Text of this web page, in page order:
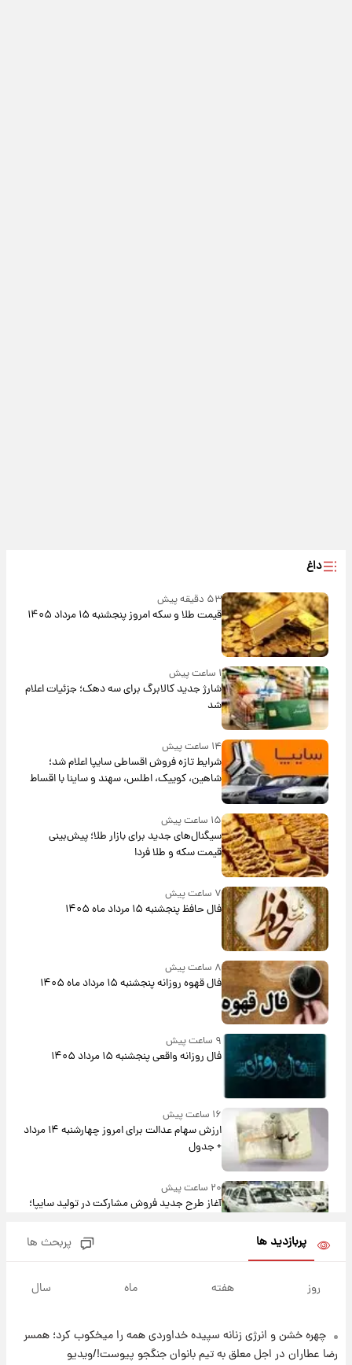
داغ
۵۳ دقیقه پیش
قیمت طلا و سکه امروز پنجشنبه ۱۵ مرداد ۱۴۰۵
۱ ساعت پیش
شارژ جدید کالابرگ برای سه دهک؛ جزئیات اعلام
شد
۱۴ ساعت پیش
شرایط تازه فروش اقساطی سایپا اعلام شد؛
شاهین، کوییک، اطلس، سهند و ساینا با اقساط
بلندمدت + جدول
۱۵ ساعت پیش
سیگنال‌های جدید برای بازار طلا؛ پیش‌بینی
قیمت سکه و طلا فردا
۷ ساعت پیش
فال حافظ پنجشنبه ۱۵ مرداد ماه ۱۴۰۵
۸ ساعت پیش
فال قهوه روزانه پنجشنبه ۱۵ مرداد ماه ۱۴۰۵
۹ ساعت پیش
فال روزانه واقعی پنجشنبه ۱۵ مرداد ۱۴۰۵
۱۶ ساعت پیش
ارزش سهام عدالت برای امروز چهارشنبه ۱۴ مرداد
+ جدول
۲۰ ساعت پیش
آغاز طرح جدید فروش مشارکت در تولید سایپا؛
سود مشارکت چند درصد است؟
۲۱ ساعت پیش
کار استقلال و رامین رضاییان رسما تمام شد +
پربازدید ها پربحث ها
روز هفته ماه سال
چهره خشن و انرژی زنانه سپیده خداوردی همه را میخکوب کرد؛ همسر
رضا عطاران در اجل معلق به تیم بانوان جنگجو پیوست!/ویدیو